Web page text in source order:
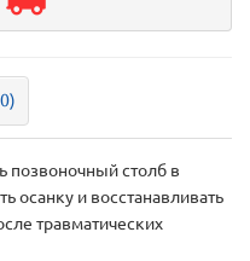
позвоночный столб в
осанку и восстанавливать
травматических